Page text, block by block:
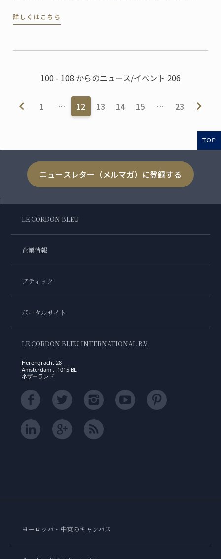
詳しくはこちら
100 - 108 からのニュース/イベント 206
1 … 12 13 14 15 … 23
TOP
ニュースレター（メルマガ）に登録する
LE CORDON BLEU
企業情報
ブティック
ポータルサイト
LE CORDON BLEU INTERNATIONAL B.V.
Herengracht 28
Amsterdam , 1015 BL
ネザーランド
ヨーロッパ・中東のキャンパス